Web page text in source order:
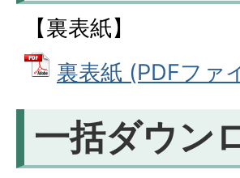
【裏表紙】
裏表紙 (PDFファ
一括ダウン